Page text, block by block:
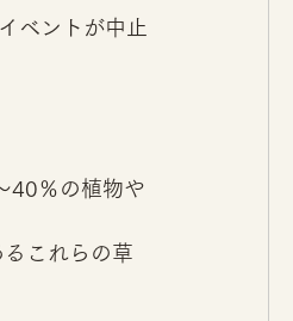
ベントが中止
40％の植物や
これらの草